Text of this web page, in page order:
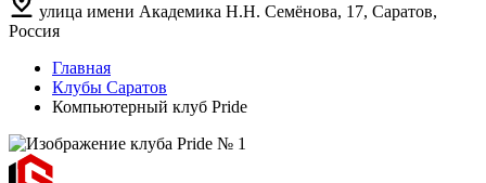
улица имени Академика Н.Н. Семёнова, 17, Саратов,
Россия
Главная
Клубы Саратов
Компьютерный клуб Pride